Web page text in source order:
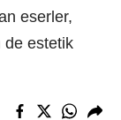
eserler,
de estetik